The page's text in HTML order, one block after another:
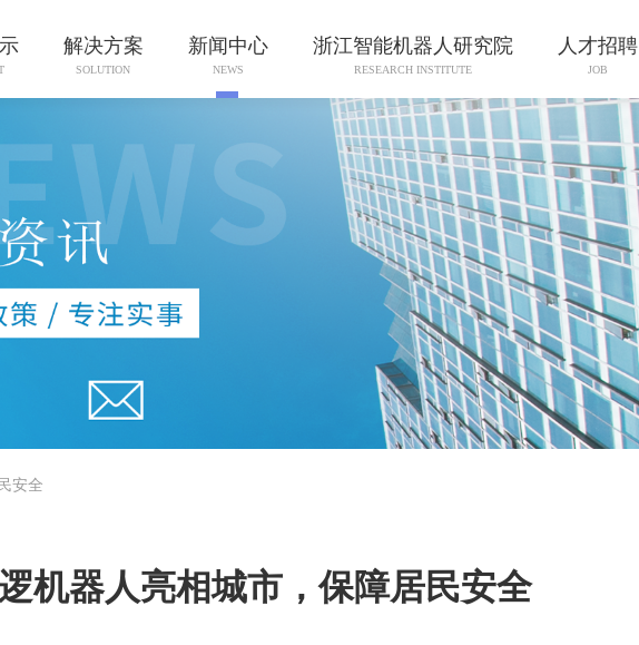
解决方案
SOLUTION
新闻中心
NEWS
浙江智能机器人研究院
RESEARCH INSTITUTE
人才招聘
JOB
安全
机器人亮相城市，保障居民安全